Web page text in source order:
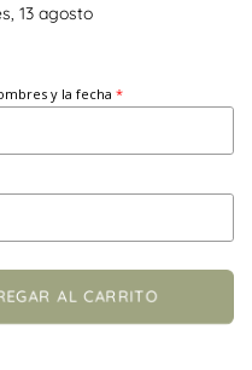
13 agosto
y la fecha
AL CARRITO